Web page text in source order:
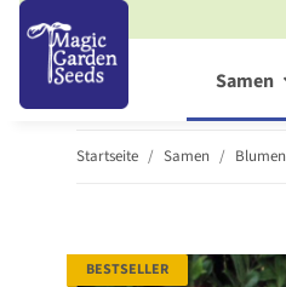
Samen
Startseite Samen Blumen
BESTSELLER